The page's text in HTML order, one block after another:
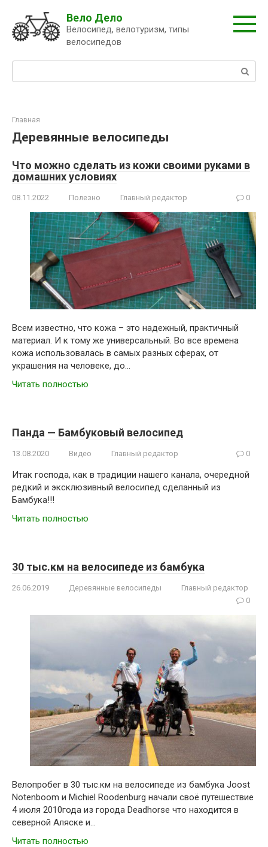
контенту
Вело Дело
Велосипед, велотуризм, типы
велосипедов
Главная
Деревянные велосипеды
Что можно сделать из кожи своими руками в
домашних условиях
08.11.2022 Полезно Главный редактор 0
Всем известно, что кожа – это надежный, практичный
материал. И к тому же универсальный. Во все времена
кожа использовалась в самых разных сферах, от
украшения на человеке, до…
Читать полностью
Панда — Бамбуковый велосипед
13.08.2020 Видео Главный редактор 0
Итак господа, как в традиции нашего канала, очередной
редкий и эксклюзивный велосипед сделанный из
Бамбука!!!
Читать полностью
30 тыс.км на велосипеде из бамбука
26.06.2019 Деревянные велосипеды
Главный редактор
0
Велопробег в 30 тыс.км на велосипеде из бамбука Joost
Notenboom и Michiel Roodenburg начали своё путешествие
4 июля 2010года из города Deadhorse что находится в
северной Аляске и…
Читать полностью